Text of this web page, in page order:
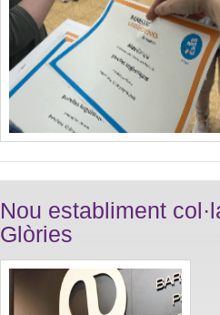
Nou establiment
Glòries